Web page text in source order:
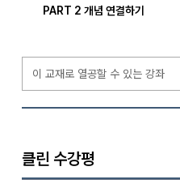
PART 2 개념 연결하기
이 교재로 열공할 수 있는 강좌
클린 수강평